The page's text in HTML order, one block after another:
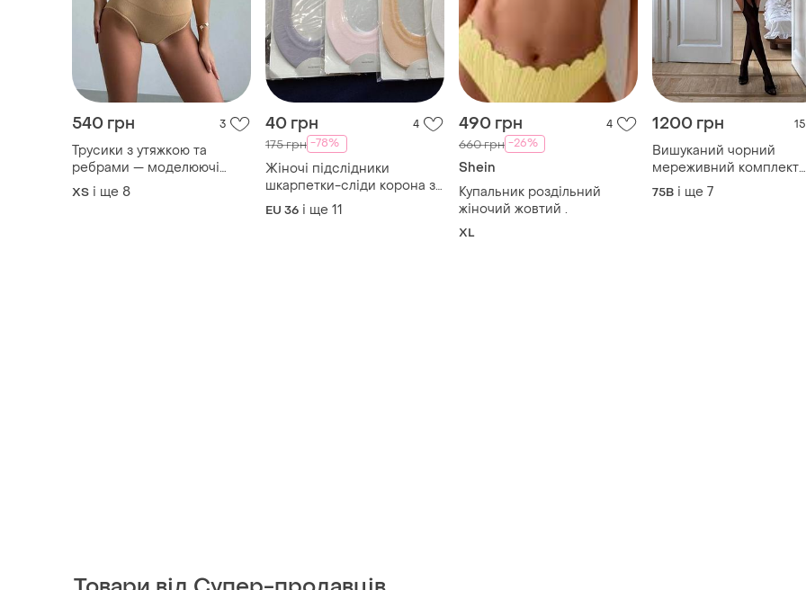
540 грн 3
Трусики з утяжкою та
ребрами — моделюючі
трусики з високою
посадкою
ХS і ще 8
40 грн 4
175 грн -78%
Жіночі підслідники
шкарпетки-сліди корона з
силіконом, р. 36-41: : ціна
за 1 пару
EU 36 і ще 11
490 грн 4
660 грн -26%
Shein
Купальник роздільний
жіночий жовтий .
XL
1200 грн 15
Вишуканий чорний
мереживний комплект
білизни (мереживний
комірець + подовжений
75B і ще 7